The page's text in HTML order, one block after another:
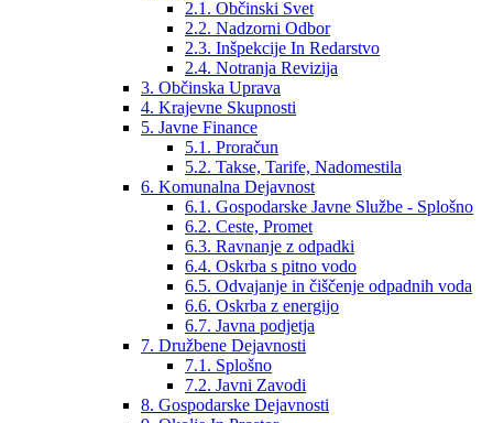
2.1. Občinski Svet
2.2. Nadzorni Odbor
2.3. Inšpekcije In Redarstvo
2.4. Notranja Revizija
3. Občinska Uprava
4. Krajevne Skupnosti
5. Javne Finance
5.1. Proračun
5.2. Takse, Tarife, Nadomestila
6. Komunalna Dejavnost
6.1. Gospodarske Javne Službe - Splošno
6.2. Ceste, Promet
6.3. Ravnanje z odpadki
6.4. Oskrba s pitno vodo
6.5. Odvajanje in čiščenje odpadnih voda
6.6. Oskrba z energijo
6.7. Javna podjetja
7. Družbene Dejavnosti
7.1. Splošno
7.2. Javni Zavodi
8. Gospodarske Dejavnosti